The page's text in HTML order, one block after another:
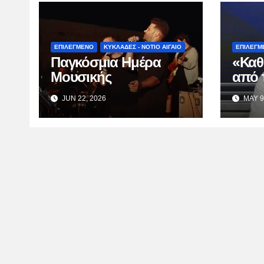
ΕΠΙΛΕΓΜΕΝΟ ΚΥΚΛΑΔΕΣ - ΝΟΤΙΟ ΑΙΓΑΙΟ
Παγκόσμια Ημέρα
Μουσικής
JUN 22, 2026
από
TVMAY